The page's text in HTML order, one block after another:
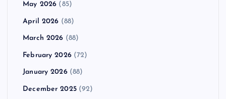
May 2026 (85)
April 2026 (88)
March 2026 (88)
February 2026(72)
January 2026(88)
December 2025(92)